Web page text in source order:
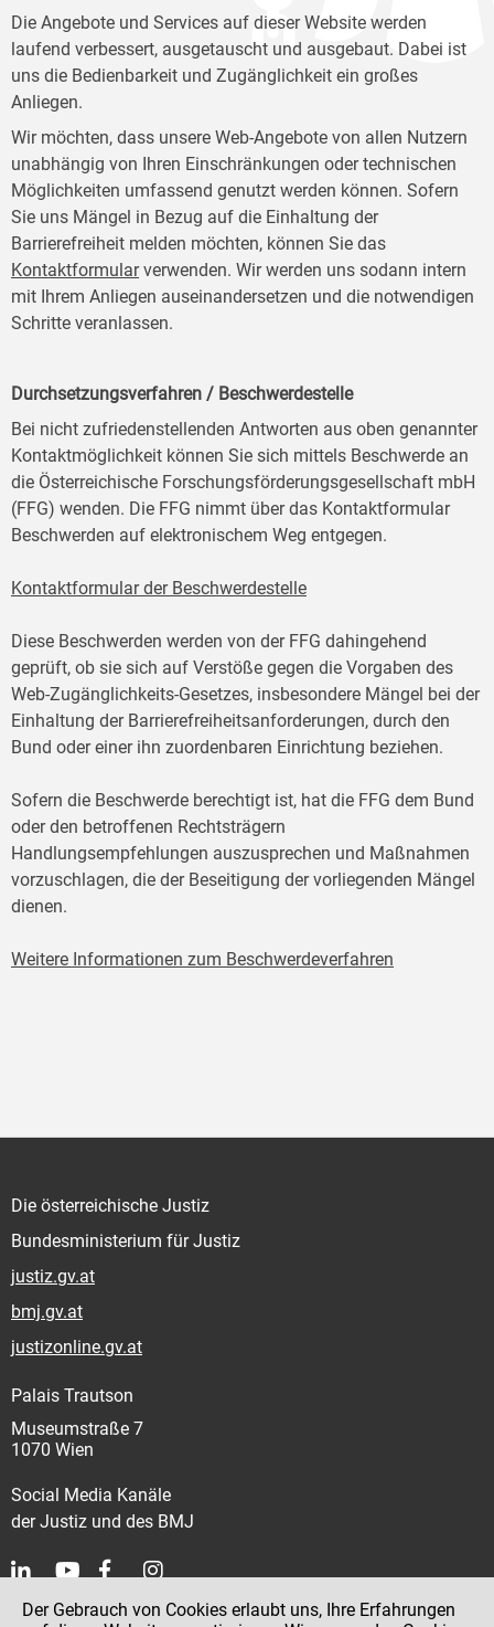
Die Angebote und Services auf dieser Website werden
laufend verbessert, ausgetauscht und ausgebaut. Dabei ist
uns die Bedienbarkeit und Zugänglichkeit ein großes
Anliegen.
Wir möchten, dass unsere Web-Angebote von allen Nutzern
unabhängig von Ihren Einschränkungen oder technischen
Möglichkeiten umfassend genutzt werden können. Sofern
Sie uns Mängel in Bezug auf die Einhaltung der
Barrierefreiheit melden möchten, können Sie das
Kontaktformularverwenden. Wir werden uns sodann intern
mit Ihrem Anliegen auseinandersetzen und die notwendigen
Schritte veranlassen.
Durchsetzungsverfahren / Beschwerdestelle
Bei nicht zufriedenstellenden Antworten aus oben genannter
Kontaktmöglichkeit können Sie sich mittels Beschwerde an
die Österreichische Forschungsförderungsgesellschaft mbH
(FFG) wenden. Die FFG nimmt über das Kontaktformular
Beschwerden auf elektronischem Weg entgegen.
Kontaktformular der Beschwerdestelle
Diese Beschwerden werden von der FFG dahingehend
geprüft, ob sie sich auf Verstöße gegen die Vorgaben des
Web-Zugänglichkeits-Gesetzes, insbesondere Mängel bei der
Einhaltung der Barrierefreiheitsanforderungen, durch den
Bund oder einer ihn zuordenbaren Einrichtung beziehen.
Sofern die Beschwerde berechtigt ist, hat die FFG dem Bund
oder den betroffenen Rechtsträgern
Handlungsempfehlungen auszusprechen und Maßnahmen
vorzuschlagen, die der Beseitigung der vorliegenden Mängel
dienen.
Weitere Informationen zum Beschwerdeverfahren
Die österreichische Justiz
Bundesministerium für Justiz
justiz.gv.at
bmj.gv.at
justizonline.gv.at
Palais Trautson
Museumstraße 7
1070 Wien
Social Media Kanäle
der Justiz und des BMJ
Kontakt
Der Gebrauch von Cookies erlaubt uns, Ihre Erfahrungen